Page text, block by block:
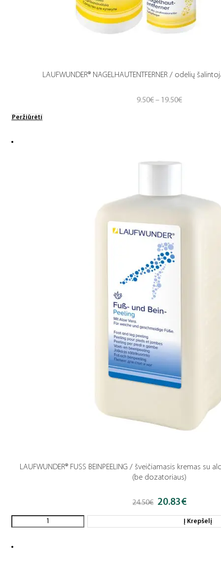
LAUFWUNDER® NAGELHAUTENTFERNER / odelių
9.50€ – 19.50€Price
Peržiūrėti
LAUFWUNDER® FUSS BEINPEELING / šveičiamasis kremas su
(be dozatoriaus)
24.50€ Original
24.50€.
20.83€Current
is:
20.83€.
Į Krepšelį